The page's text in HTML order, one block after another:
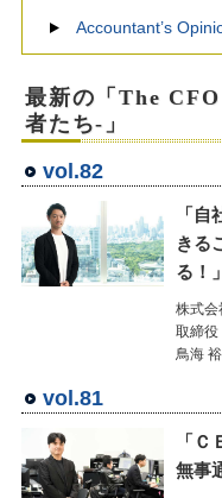
Accountant’s
最新の「The
者たち-」
vol.82
「
きる
る！」
株式会
取締役
鳥海
vol.81
「
無事